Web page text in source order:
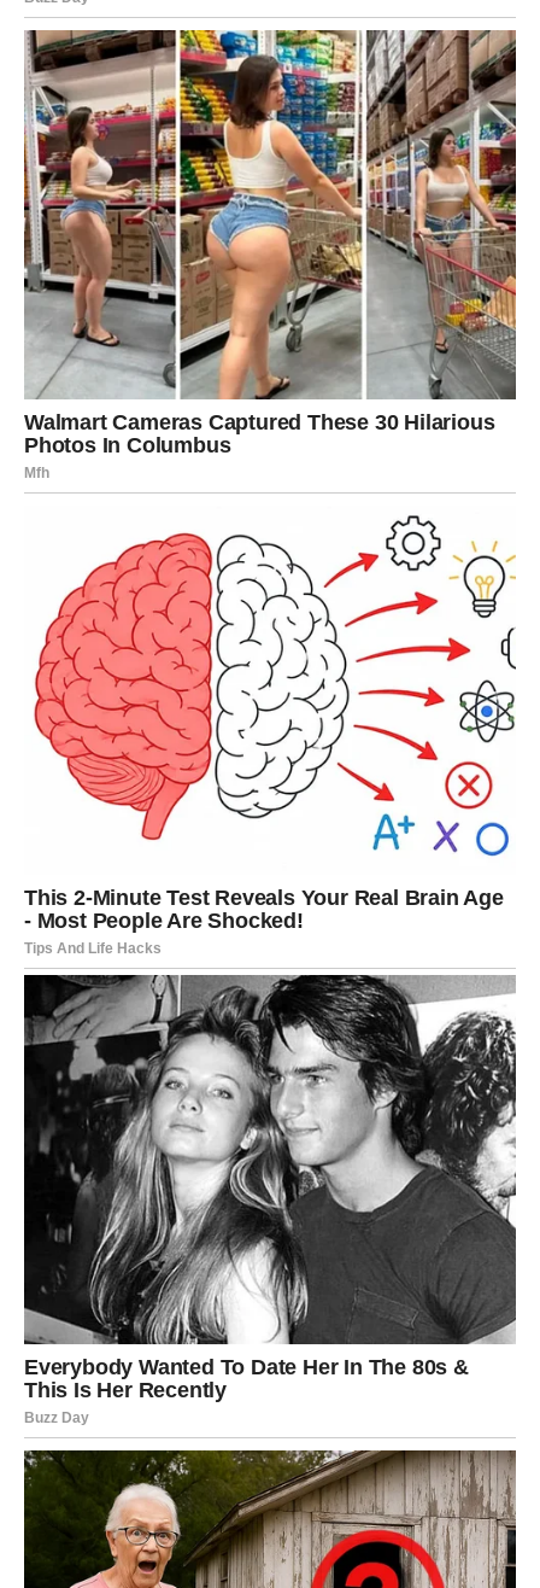
STRIJELAC
Nova energija donosi vam mnogo putovanja, novih ljudi i
pozitivnih promjena.
Jedna osoba mogla bi vam potpuno promijeniti pogled na
ljubav.
Sreća vam dolazi neočekivano
Pred vama su veoma uzbudljivi trenuci.
JARAC
Na poslovnom i emotivnom planu dolazi veliko olakšanje.
Karte vam donose mir i sigurnost
Pred vama su veoma važni trenuci sreće.
VODOLIJA
Ciganske karte vam donose neočekivane prilike i veoma
zanimljive promjene.
Jedna nova osoba ili poslovna ideja mogli bi vam potpuno
promijeniti budućnost.
Promjene vam donose veliku sreću
Pred vama su veoma posebni mjeseci.
RIBE
Ribe ulaze u jedan od najnježnijih i najljepših perioda
života.
Ljubav, mir i osjećaj sigurnosti konačno postaju dio vaše
svakodnevice.
Duša konačno pronalazi spokoj
Pred vama su trenuci puni topline i radosti.
Ciganske karte do kraja godine donose ogromne
promjene mnogim znakovima Zodijaka, ali posebno će